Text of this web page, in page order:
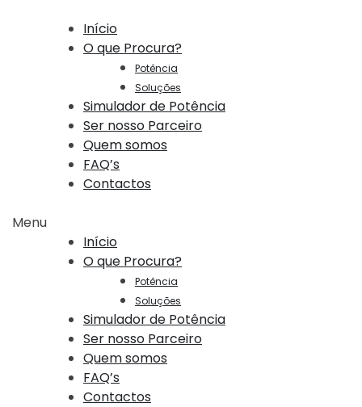
Início
O que Procura?
Potência
Soluções
Simulador de Potência
Ser nosso Parceiro
Quem somos
FAQ’s
Contactos
Menu
Início
O que Procura?
Potência
Soluções
Simulador de Potência
Ser nosso Parceiro
Quem somos
FAQ’s
Contactos